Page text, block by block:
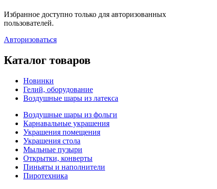
Избранное доступно только для авторизованных
пользователей.
Авторизоваться
Каталог товаров
Новинки
Гелий, оборудование
Воздушные шары из латекса
Воздушные шары из фольги
Карнавальные украшения
Украшения помещения
Украшения стола
Мыльные пузыри
Открытки, конверты
Пиньяты и наполнители
Пиротехника